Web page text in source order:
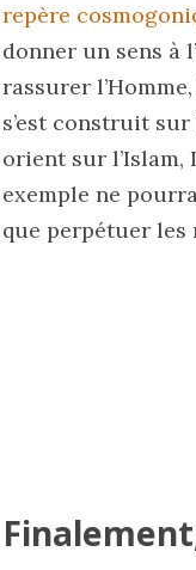
repère
donner un sens à
rassurer
s’est construit
orient sur l’Islam,
exemple ne
que perpétuer